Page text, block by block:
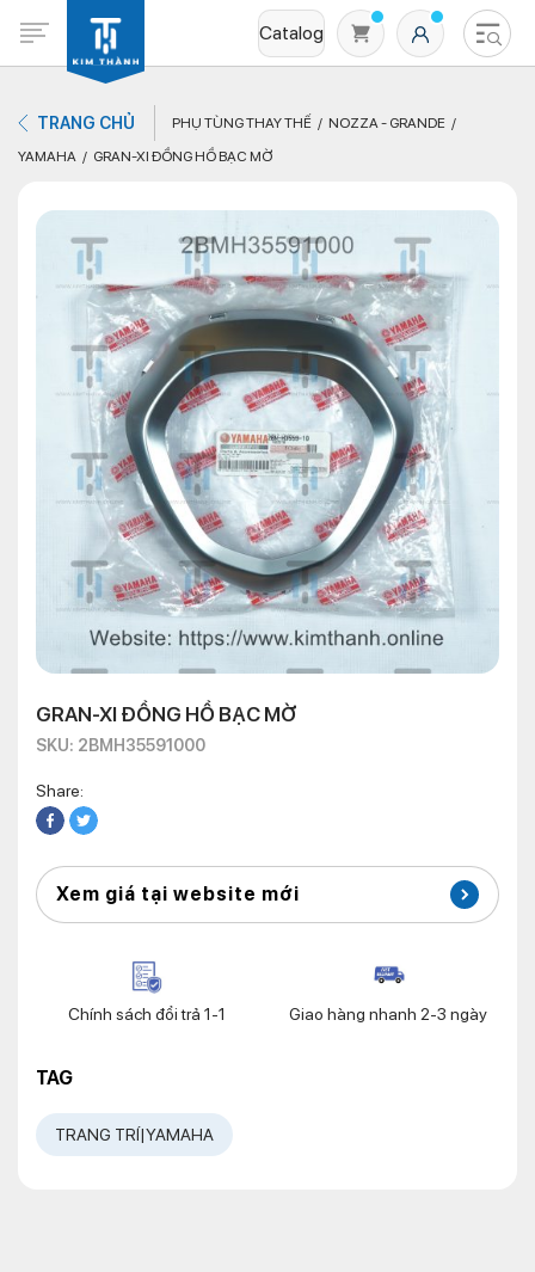
Catalog
Không có sản phẩm nào trong giỏ hàng
TRANG CHỦ PHỤ TÙNG THAY THẾ
NOZZA - GRANDE
YAMAHA
GRAN-XI ĐỒNG HỒ BẠC MỜ
GRAN-XI ĐỒNG HỒ BẠC MỜ
SKU: 2BMH35591000
Share:
Xem giá tại website mới
Chính sách đổi trả 1-1 Giao hàng nhanh 2-3 ngày
TAG
TRANG TRÍ|YAMAHA